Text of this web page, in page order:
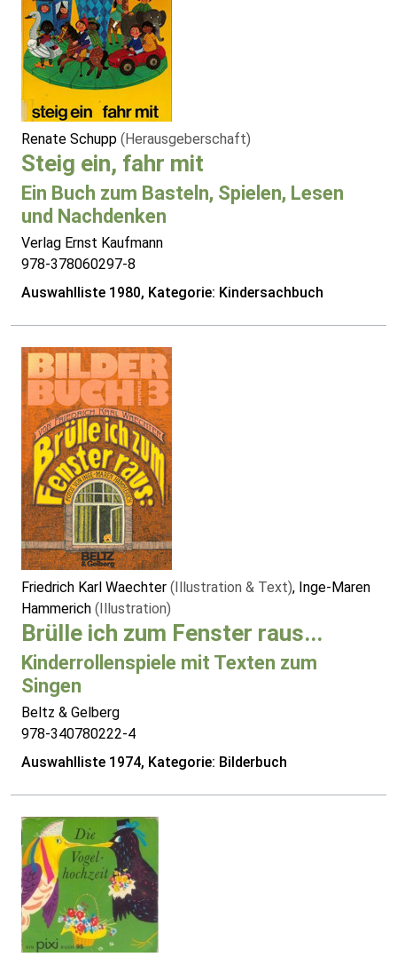
Renate Schupp (Herausgeberschaft)
Steig ein, fahr mit
Ein Buch zum Basteln, Spielen, Lesen
und Nachdenken
Verlag Ernst Kaufmann
978-378060297-8
Auswahlliste 1980, Kategorie: Kindersachbuch
Friedrich Karl Waechter (Illustration & Text), Inge-Maren
Hammerich (Illustration)
Brülle ich zum Fenster raus...
Kinderrollenspiele mit Texten zum
Singen
Beltz & Gelberg
978-340780222-4
Auswahlliste 1974, Kategorie: Bilderbuch